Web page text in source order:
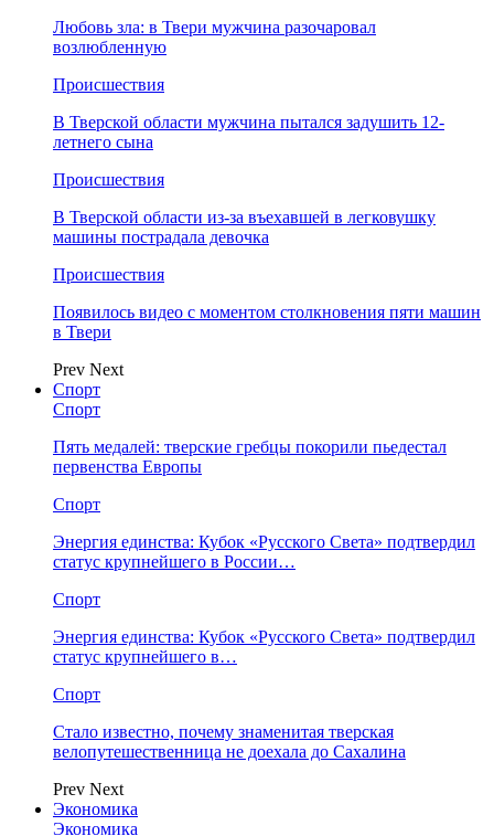
Любовь зла: в Твери мужчина разочаровал
возлюбленную
Происшествия
В Тверской области мужчина пытался задушить 12-
летнего сына
Происшествия
В Тверской области из-за въехавшей в легковушку
машины пострадала девочка
Происшествия
Появилось видео с моментом столкновения пяти машин
в Твери
Prev Next
Спорт
Спорт
Пять медалей: тверские гребцы покорили пьедестал
первенства Европы
Спорт
Энергия единства: Кубок «Русского Света» подтвердил
статус крупнейшего в России…
Спорт
Энергия единства: Кубок «Русского Света» подтвердил
статус крупнейшего в…
Спорт
Стало известно, почему знаменитая тверская
велопутешественница не доехала до Сахалина
Prev Next
Экономика
Экономика